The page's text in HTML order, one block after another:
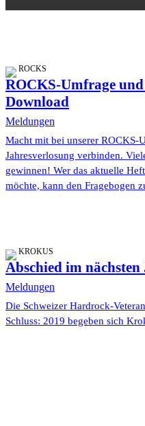
ROCKS
ROCKS-Umfrage
Download
Meldungen
Macht mit bei unserer ROCKS-
Jahresverlosung verbinden.
gewinnen! Wer das aktuelle
möchte, kann den Fragebogen
KROKUS
Abschied im
Meldungen
Die Schweizer Hardrock-
Schluss: 2019 begeben sich